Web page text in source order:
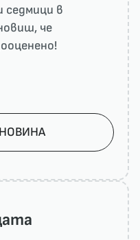
седмици в
че